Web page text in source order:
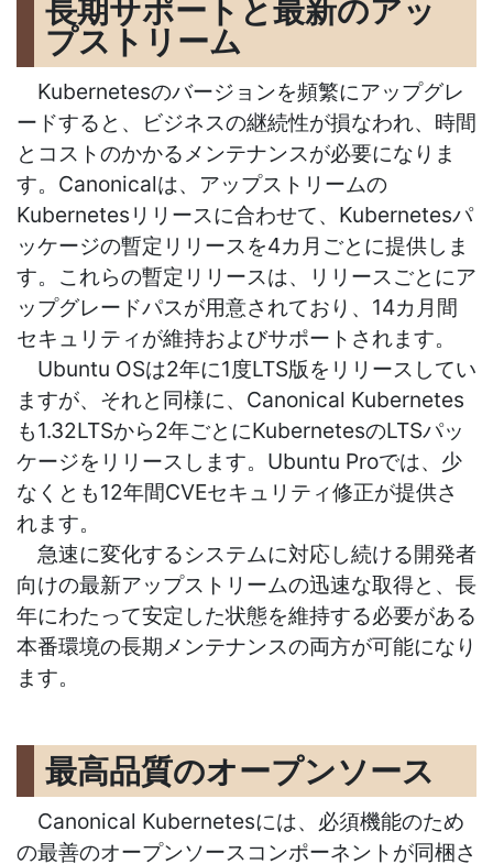
長期サポートと最新のアッ
プストリーム
Kubernetesのバージョンを頻繁にアップグレ
ードすると、ビジネスの継続性が損なわれ、時間
とコストのかかるメンテナンスが必要になりま
す。 Canonicalは、アップストリームの
Kubernetes リリースに合わせて、 Kubernetesパ
ッケージの暫定リリースを4カ月ごとに提供しま
す。これらの暫定リリースは、リリースごとにア
ップグレードパスが用意されており、 14カ月間
セキュリティが維持およびサポートされます。
Ubuntu OSは2年に1度LTS版をリリースしてい
ますが、それと同様に、 Canonical Kubernetes
も1.32LTSから2年ごとにKubernetesのLTSパッ
ケージをリリースします。 Ubuntu Proでは、少
なくとも12年間CVEセキュリティ修正が提供さ
れます。
急速に変化するシステムに対応し続ける開発者
向けの最新アップストリームの迅速な取得と、長
年にわたって安定した状態を維持する必要がある
本番環境の長期メンテナンスの両方が可能になり
ます。
最高品質のオープンソース
Canonical Kubernetesには、必須機能のため
の最善のオープンソースコンポーネントが同梱さ